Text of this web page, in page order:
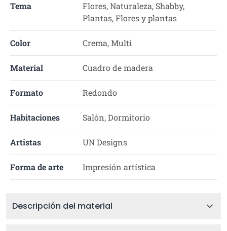
Tema
Flores, Naturaleza, Shabby,
Plantas, Flores y plantas
Color Crema, Multi
Material Cuadro de madera
Formato Redondo
Habitaciones Salón, Dormitorio
Artistas UN Designs
Forma de arte Impresión artística
Descripción del material